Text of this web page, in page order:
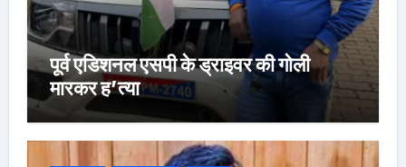
पूर्व एडिशनल एसपी के ड्राइवर की गोली
मारकर ह’त्या